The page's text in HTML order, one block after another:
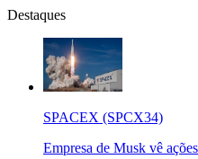
Destaques
SPACEX (SPCX34)
Empresa de Musk vê